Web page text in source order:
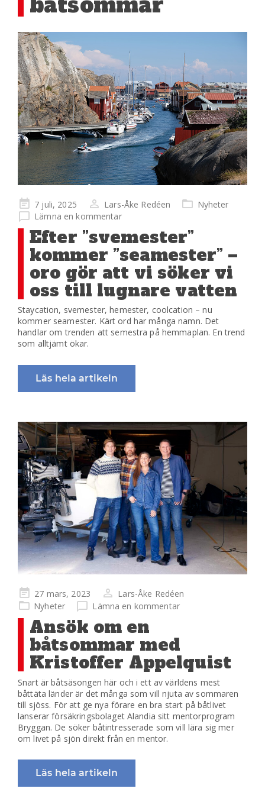
Publicerad
på
7 juli, 2025 Lars-Åke Redéen
Nyheter
Lämna en kommentar
Efter ”svemester”
kommer ”seamester” –
oro gör att vi söker vi
oss till lugnare vatten
Staycation, svemester, hemester, coolcation – nu
kommer seamester. Kärt ord har många namn. Det
handlar om trenden att semestra på hemmaplan. En trend
som alltjämt ökar.
Läs hela artikeln
Publicerad
på
27 mars, 2023
Lars-Åke Redéen
Nyheter
Lämna en kommentar
Ansök om en
båtsommar med
Kristoffer Appelquist
Snart är båtsäsongen här och i ett av världens mest
båttäta länder är det många som vill njuta av sommaren
till sjöss. För att ge nya förare en bra start på båtlivet
lanserar försäkringsbolaget Alandia sitt mentorprogram
Bryggan. De söker båtintresserade som vill lära sig mer
om livet på sjön direkt från en mentor.
Läs hela artikeln